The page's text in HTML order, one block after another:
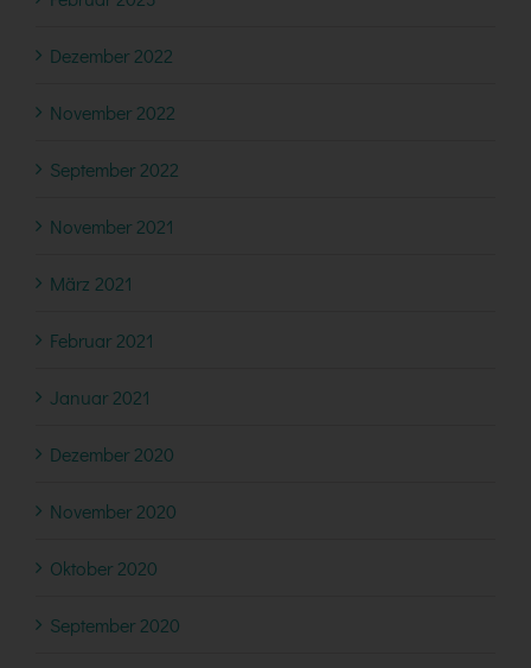
Dezember 2022
November 2022
September 2022
November 2021
März 2021
Februar 2021
Januar 2021
Dezember 2020
November 2020
Oktober 2020
September 2020